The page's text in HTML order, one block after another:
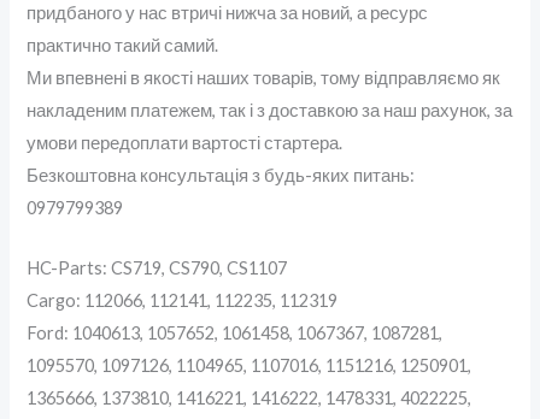
придбаного у нас втричі нижча за новий, а ресурс
практично такий самий.
Ми впевнені в якості наших товарів, тому відправляємо як
накладеним платежем, так і з доставкою за наш рахунок, за
умови передоплати вартості стартера.
Безкоштовна консультація з будь-яких питань:
0979799389
HC-Parts: CS719, CS790, CS1107
Cargo: 112066, 112141, 112235, 112319
Ford: 1040613, 1057652, 1061458, 1067367, 1087281,
1095570, 1097126, 1104965, 1107016, 1151216, 1250901,
1365666, 1373810, 1416221, 1416222, 1478331, 4022225,